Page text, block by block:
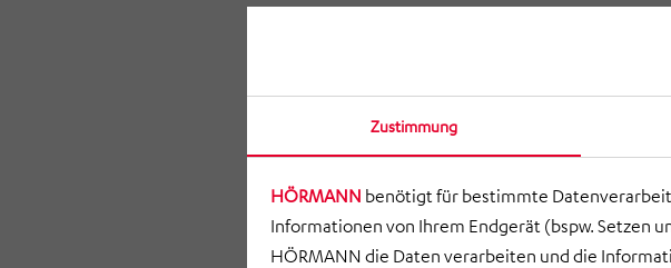
Zustimmung
HÖRMANN benötigt für bestimmte
Informationen von Ihrem Endgerät (bspw. Setzen
HÖRMANN die Daten verarbeiten und die